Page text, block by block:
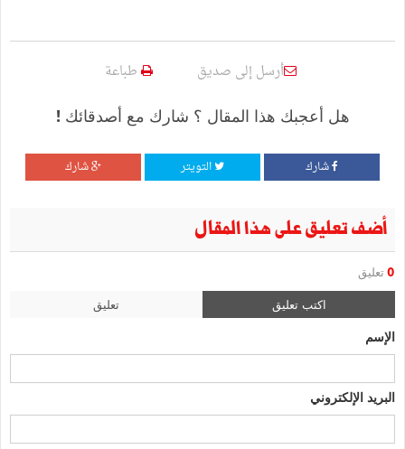
أرسل إلى صديق طباعة
هل أعجبك هذا المقال ؟ شارك مع أصدقائك !
شارك التويتر شارك
أضف تعليق على هذا المقال
0 تعليق
اكتب تعليق تعليق
الإسم
البريد الإلكتروني